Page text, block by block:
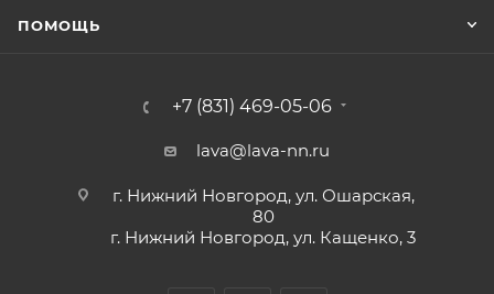
ПОМОЩЬ
+7 (831) 469-05-06
lava@lava-nn.ru
г. Нижний Новгород, ул. Ошарская,
80
г. Нижний Новгород, ул. Кащенко, 3